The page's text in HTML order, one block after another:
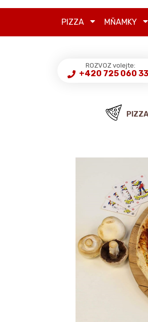
PIZZA MŇAMKY
ROZVOZ volejte:
+420 725 060